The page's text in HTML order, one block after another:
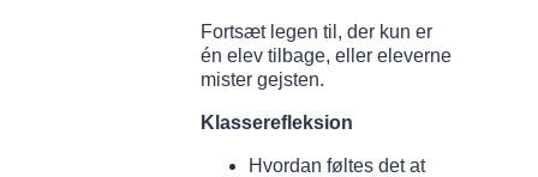
Fortsæt legen til, der kun er
én elev tilbage, eller eleverne
mister gejsten.
Klasserefleksion
Hvordan føltes det at